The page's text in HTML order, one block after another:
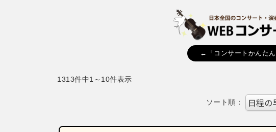
←「コンサートかんた
1313件中1～10件表示
ソート順：